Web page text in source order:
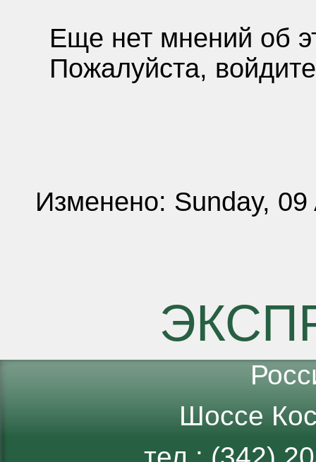
Еще нет мнений об
Пожалуйста,
Изменено: Sunday,
Шоссе